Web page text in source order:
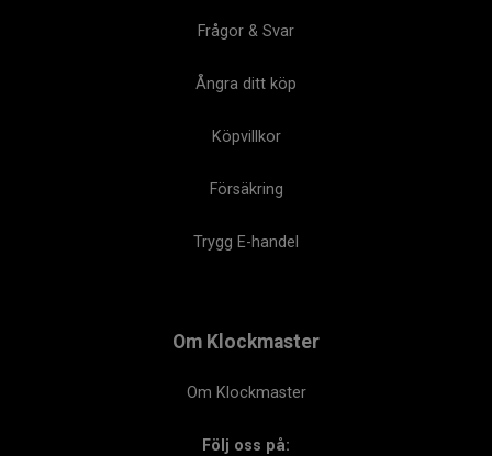
Frågor & Svar
Ångra ditt köp
Köpvillkor
Försäkring
Trygg E-handel
Om Klockmaster
Om Klockmaster
Följ oss på: